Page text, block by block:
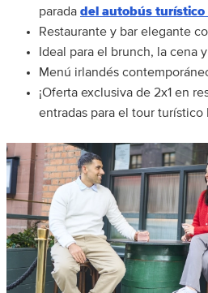
parada del autobús turístico
Restaurante y bar elegante
Ideal para el brunch, la cena
Menú irlandés
¡Oferta exclusiva de 2x1 en
entradas para el tour turístico